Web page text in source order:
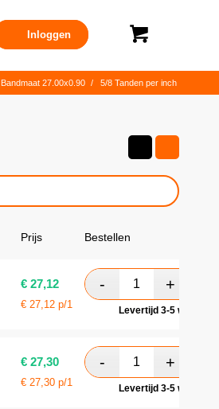
Inloggen
Bandmaat 27.00x0.90 / 5/8 Tanden per inch
Prijs Bestellen
€ 27,12
€ 27,12 p/1 Levertijd 3-5
€ 27,30
€ 27,30 p/1 Levertijd 3-5